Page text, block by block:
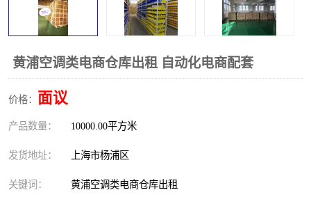
黄浦空调类电商仓库出租 自动化电商配套
价格： 面议
产品数量： 10000.00平方米
发货地址： 上海市杨浦区
关键词： 黄浦空调类电商仓库出租